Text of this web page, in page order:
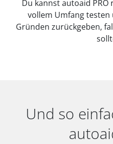
Du kannst autoaid PRO
vollem Umfang testen
Gründen zurückgeben,
Und so